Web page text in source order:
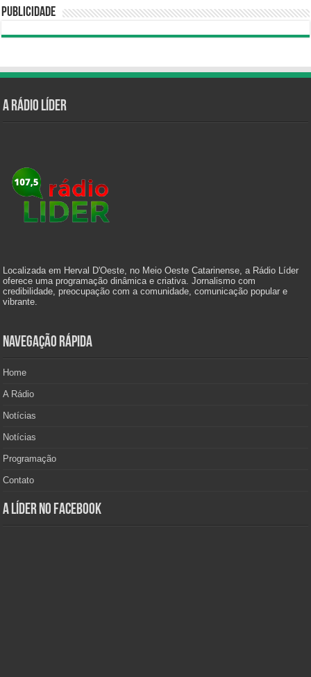
Publicidade
A Rádio Líder
Localizada em Herval D'Oeste, no Meio Oeste Catarinense, a Rádio Líder
oferece uma programação dinâmica e criativa. Jornalismo com
credibilidade, preocupação com a comunidade, comunicação popular e
vibrante.
Navegação Rápida
Home
A Rádio
Notícias
Notícias
Programação
Contato
A Líder no Facebook